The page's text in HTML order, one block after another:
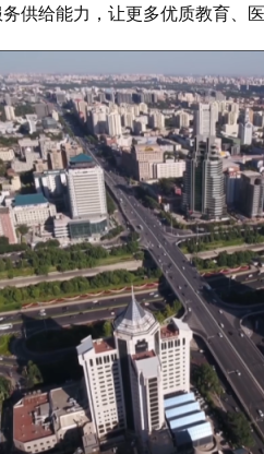
供给能力，让更多优质教育、